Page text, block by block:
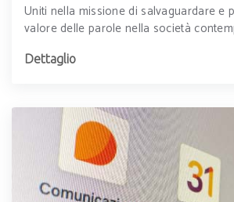
Uniti nella missione di salvaguardare e
valore delle parole nella società
Dettaglio